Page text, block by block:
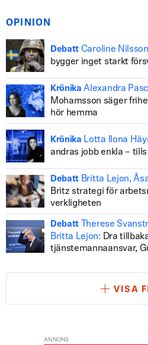
OPINION
Debatt Caroline
bygger inget starkt
Krönika Alexandra
Mohamsson säger
hör hemma
Krönika Lotta Ilona
andras jobb enkla –
Debatt Britta Lejon,
Britz strategi för
verkligheten
Debatt
Therese
Britta Lejon: Dra
tjänstemannaansvar,
VISA
ANNONS